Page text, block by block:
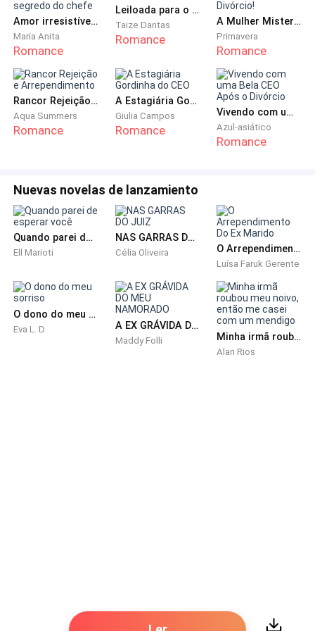
Amor irresistível: O segredo do chefe
Maria Anita
Romance
Leiloada para o bilionário
Taize Dantas
Romance
A Mulher Misteriosa Quer o Divórcio!
Primavera
Romance
Rancor Rejeição e Arrependimento
Aqua Summers
Romance
A Estagiária Gordinha do CEO
Giulia Campos
Romance
Vivendo com uma Bela CEO Após o Divórcio
Azul-asiático
Romance
Nuevas novelas de lanzamiento
Quando parei de esperar você
Ell Marioti
NAS GARRAS DO JUIZ
Célia Oliveira O Arrependimento Do Ex Marido
Luísa Faruk Gerente
O dono do meu sorriso
Eva L. D A EX GRÁVIDA DO MEU NAMORADO
Maddy Folli Minha irmã roubou meu noivo, então me casei com um mendigo
Alan Rios